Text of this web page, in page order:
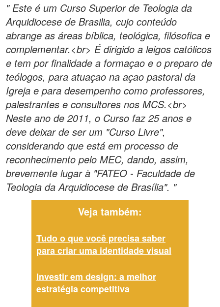
" Este é um Curso Superior de Teologia da
Arquidiocese de Brasilia, cujo conteúdo
abrange as áreas bíblica, teológica, filósofica e
complementar.<br> É dirigido a leigos católicos
e tem por finalidade a formaçao e o preparo de
teólogos, para atuaçao na açao pastoral da
Igreja e para desempenho como professores,
palestrantes e consultores nos MCS.<br>
Neste ano de 2011, o Curso faz 25 anos e
deve deixar de ser um "Curso Livre",
considerando que está em processo de
reconhecimento pelo MEC, dando, assim,
brevemente lugar à "FATEO - Faculdade de
Teologia da Arquidiocese de Brasília". "
Veja também:
Tudo o que você precisa saber
para criar uma identidade visual
Investir em design: a melhor
estratégia competitiva